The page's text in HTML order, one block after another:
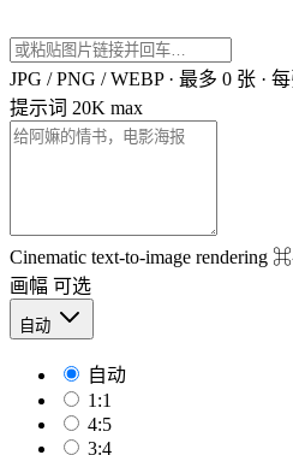
JPG / PNG / WEBP · 最多 0 张 ·
提示词 20K max
Cinematic text-to-image rendering
画幅 可选
自动
自动
1:1
4:5
3:4